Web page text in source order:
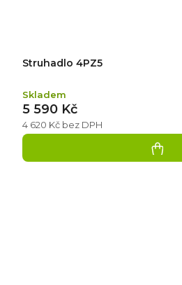
Struhadlo 4PZ5
Skladem
4 620 Kč bez DPH
5 590 Kč